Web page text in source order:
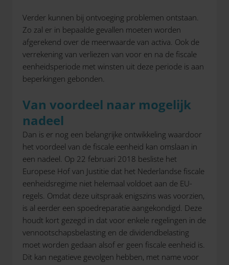
Verder kunnen bij ontvoeging problemen ontstaan.
Zo zal er in bepaalde gevallen moeten worden
afgerekend over de meerwaarde van activa. Ook de
verrekening van verliezen van voor en na de fiscale
eenheidsperiode met winsten uit deze periode is aan
beperkingen gebonden.
Van voordeel naar mogelijk
nadeel
Dan is er nog een belangrijke ontwikkeling waardoor
het voordeel van de fiscale eenheid kan omslaan in
een nadeel. Op 22 februari 2018 besliste het
Europese Hof van Justitie dat het Nederlandse fiscale
eenheidsregime niet helemaal voldoet aan de EU-
regels. Omdat deze uitspraak enigszins was voorzien,
is al eerder een spoedreparatie aangekondigd. Deze
houdt kort gezegd in dat voor enkele regelingen in de
vennootschapsbelasting en de dividendbelasting
moet worden gedaan alsof er geen fiscale eenheid is.
Dit kan negatieve gevolgen hebben, met name voor